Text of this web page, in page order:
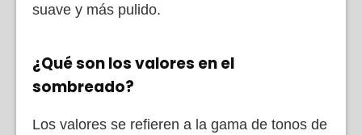
suave y más pulido.
¿Qué son los valores en el
sombreado?
Los valores se refieren a la gama de tonos de